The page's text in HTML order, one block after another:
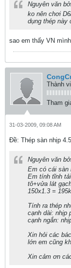
Nguyên văn
ko nên chơi
dụng thép này
sao em thấy VN
Thành
Tham
31-03-2009, 09:08 AM
Ðề: Thép sàn nhịp
Nguyên văn
Em có cái sàn
Em tính tĩnh
tô+vửa lát
150x1.3 =
Tính ra thép
cạnh dài: nhịp
cạnh ngắn:
Xin hỏi các
lớn em cũng
Xin cảm ơn